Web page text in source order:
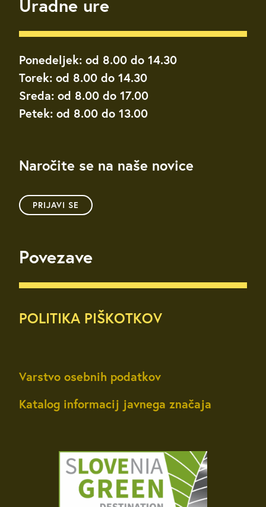
Uradne ure
Ponedeljek: od 8.00 do 14.30
Torek: od 8.00 do 14.30
Sreda: od 8.00 do 17.00
Petek: od 8.00 do 13.00
Naročite se na naše novice
PRIJAVI SE
Povezave
POLITIKA PIŠKOTKOV
Varstvo osebnih podatkov
Katalog informacij javnega značaja